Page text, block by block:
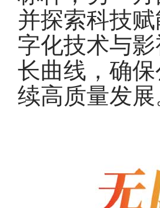
并探索科技
字化技术与
长曲线，确
续高质量发展